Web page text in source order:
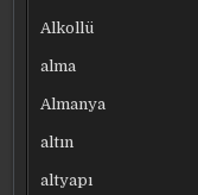
Alkollü
alma
Almanya
altın
altyapı